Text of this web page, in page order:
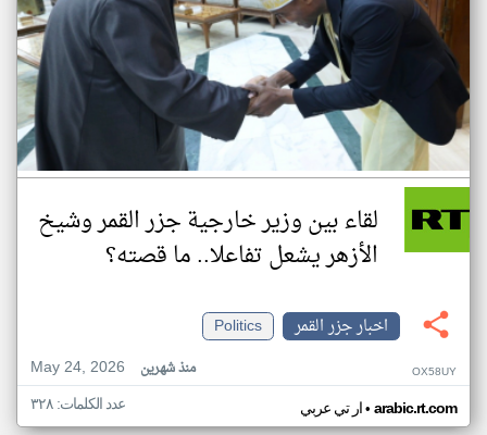
لقاء بين وزير خارجية جزر القمر وشيخ
الأزهر يشعل تفاعلا.. ما قصته؟
اخبار جزر القمر
Politics
May 24, 2026
منذ شهرين OX58UY
ار تي عربي• arabic.rt.com عدد الكلمات: ٣٢٨